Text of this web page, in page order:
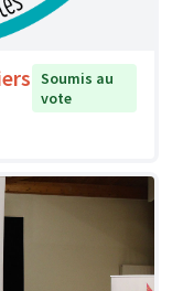
Soumis au
vote